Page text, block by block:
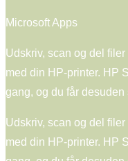
Microsoft Apps
Udskriv, scan og del
med din HP-printer. HP
gang, og du får
Udskriv, scan og del
med din HP-printer. HP